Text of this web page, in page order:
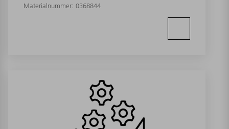
Materialnummer: 0368844